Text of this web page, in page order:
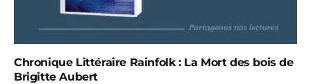
Chronique Littéraire Rainfolk : La Mort des bois de
Brigitte Aubert